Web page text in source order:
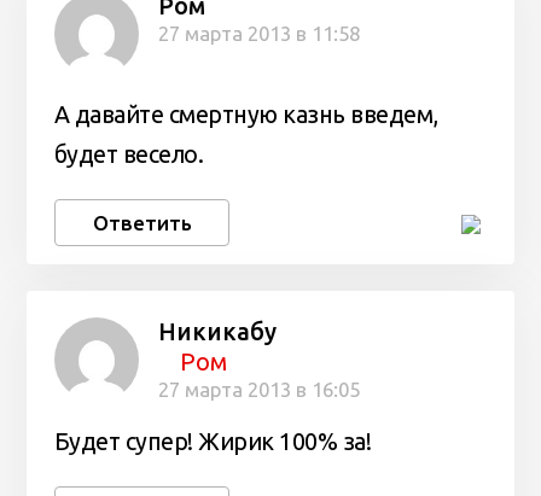
Ром
27 марта 2013 в 11:58
А давайте смертную казнь введем,
будет весело.
Ответить
Никикабу
Ром
27 марта 2013 в 16:05
Будет супер! Жирик 100% за!